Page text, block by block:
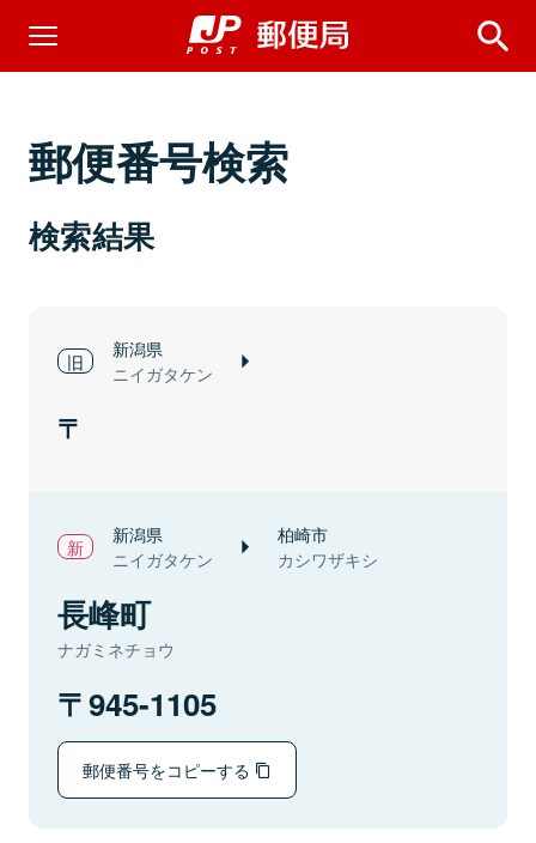
郵便番号検索
検索結果
新潟県
ニイガタケン
新潟県
ニイガタケン
柏崎市
カシワザキシ
長峰町
ナガミネチョウ
945-1105
郵便番号をコピーする